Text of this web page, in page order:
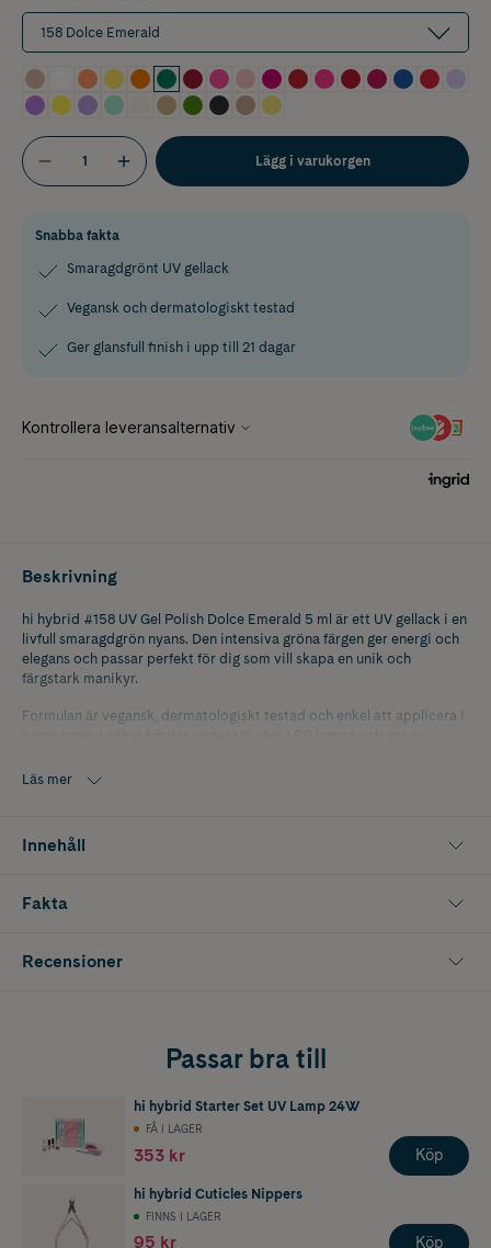
158 Dolce Emerald
Lägg i varukorgen
Snabba fakta
Smaragdgrönt UV gellack
Vegansk och dermatologiskt testad
Ger glansfull finish i upp till 21 dagar
Beskrivning
hi hybrid #158 UV Gel Polish Dolce Emerald 5 ml är ett UV gellack i en
livfull smaragdgrön nyans. Den intensiva gröna färgen ger energi och
elegans och passar perfekt för dig som vill skapa en unik och
färgstark manikyr.
Formulan är vegansk, dermatologiskt testad och enkel att applicera i
Läs mer
Innehåll
Fakta
Recensioner
Passar bra till
hi hybrid Starter Set UV Lamp 24W
FÅ I LAGER
353 kr Köp
hi hybrid Cuticles Nippers
FINNS I LAGER
95 kr Köp